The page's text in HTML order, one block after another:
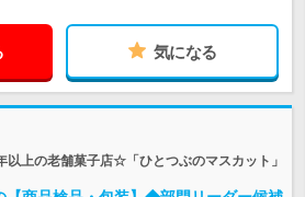
気になる
上の老舗菓子店☆「ひとつぶのマスカット」